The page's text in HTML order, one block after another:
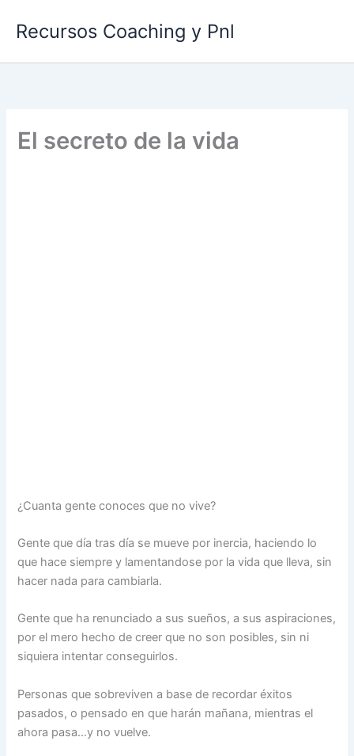
Recursos Coaching y Pnl
El secreto de la vida
¿Cuanta gente conoces que no vive?
Gente que día tras día se mueve por inercia, haciendo lo
que hace siempre y lamentandose por la vida que lleva, sin
hacer nada para cambiarla.
Gente que ha renunciado a sus sueños, a sus aspiraciones,
por el mero hecho de creer que no son posibles, sin ni
siquiera intentar conseguirlos.
Personas que sobreviven a base de recordar éxitos
pasados, o pensado en que harán mañana, mientras el
ahora pasa…y no vuelve.